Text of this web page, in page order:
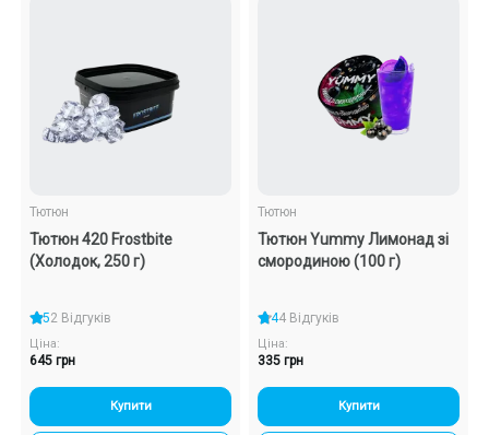
Тютюн
Тютюн 420 Frostbite
(Холодок, 250 г)
52 Відгуків
Ціна:
645 грн
Купити
Тютюн
Тютюн Yummy Лимонад зі
смородиною (100 г)
44 Відгуків
Ціна:
335 грн
Купити